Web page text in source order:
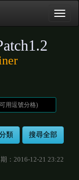
：2016-12-21 23:22